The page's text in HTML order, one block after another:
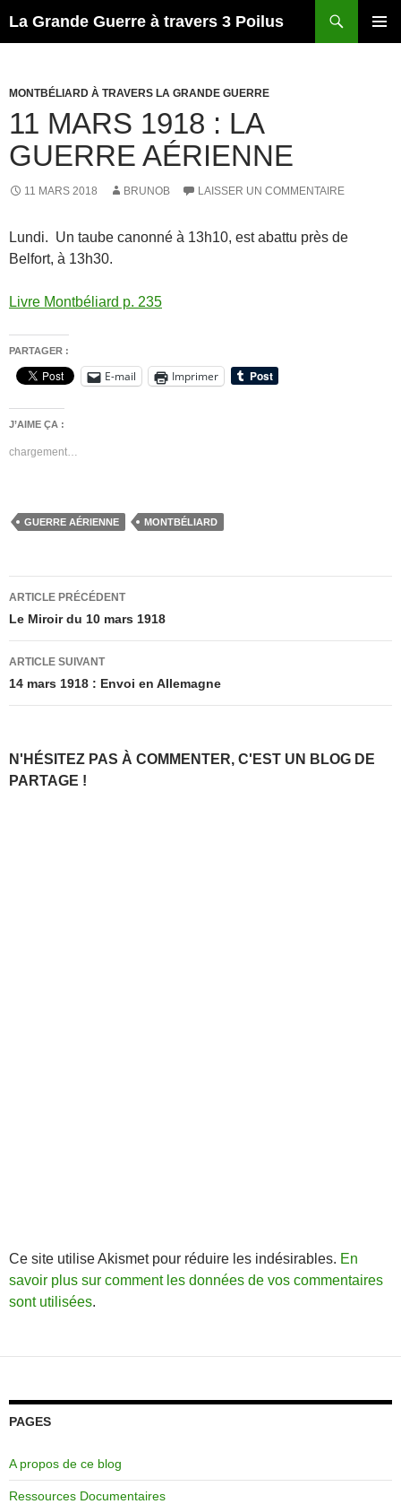
La Grande Guerre à travers 3 Poilus
MONTBÉLIARD À TRAVERS LA GRANDE GUERRE
11 MARS 1918 : LA
GUERRE AÉRIENNE
11 MARS 2018 BRUNOB LAISSER UN COMMENTAIRE
Lundi. Un taube canonné à 13h10, est abattu près de
Belfort, à 13h30.
Livre Montbéliard p. 235
PARTAGER :
E-mail Imprimer
J’AIME ÇA :
chargement…
GUERRE AÉRIENNE MONTBÉLIARD
Navigation
des
articles
ARTICLE PRÉCÉDENT
Le Miroir du 10 mars 1918
ARTICLE SUIVANT
14 mars 1918 : Envoi en Allemagne
N'HÉSITEZ PAS À COMMENTER, C'EST UN BLOG DE
PARTAGE !
Ce site utilise Akismet pour réduire les indésirables. En
savoir plus sur comment les données de vos commentaires
sont utilisées.
PAGES
A propos de ce blog
Ressources Documentaires